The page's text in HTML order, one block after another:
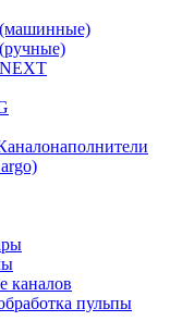
(машинные)
NEXT
каналов
пульпы